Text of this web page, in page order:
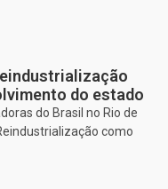
do estado
do Brasil no Rio de
como